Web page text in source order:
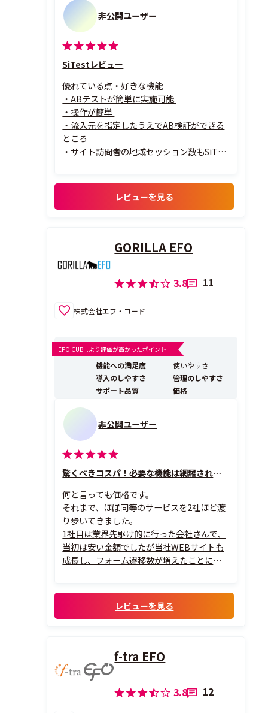
非公開ユーザー
SiTestレビュー
優れている点・好きな機能
・ABテストが簡単に実施可能
・操作が簡単
・流入元を指定したうえでAB検証ができる
ところ
・サイト訪問者の地域セッション数もSiTes
・UI,UXが初心者でもわかりやすい
レビューを見る
GORILLA EFO
3.8 11
株式会社エフ・コード
EFO CUB...より評価が高かったポイント
機能への満足度
使いやすさ
導入のしやすさ
管理のしやすさ
サポート品質
価格
非公開ユーザー
驚くべきコスパ！必要な機能は網羅されている
何と言っても価格です。
それまで、ほぼ同等のサービスを2社ほど渡
り歩いてきました。
1社目は業界先駆け的に行った会社さんで、
当初は安い金額でしたが当社WEBサイトも
成長し、フォーム遷移数が増えたことによ
直さずに数年使っていましたが、本ツール
に出会い、使用料は5分の1近くに圧縮でき
レビューを見る
f-tra EFO
3.8 12